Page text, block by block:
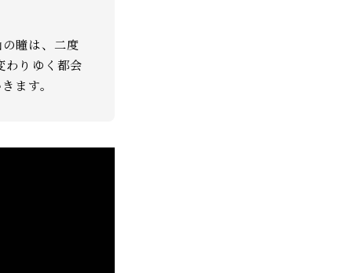
瞳は、二度
わりゆく都会
ます。